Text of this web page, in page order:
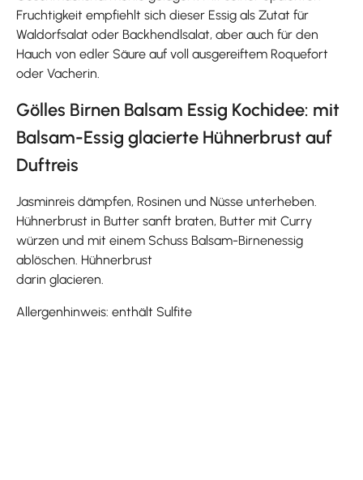
Fruchtigkeit empfiehlt sich dieser Essig als Zutat für
Waldorfsalat oder Backhendlsalat, aber auch für den
Hauch von edler Säure auf voll ausgereiftem Roquefort
oder Vacherin.
Gölles Birnen Balsam Essig Kochidee: mit
Balsam-Essig glacierte Hühnerbrust auf
Duftreis
Jasminreis dämpfen, Rosinen und Nüsse unterheben.
Hühnerbrust in Butter sanft braten, Butter mit Curry
würzen und mit einem Schuss Balsam-Birnenessig
ablöschen. Hühnerbrust
darin glacieren.
Allergenhinweis: enthält Sulfite